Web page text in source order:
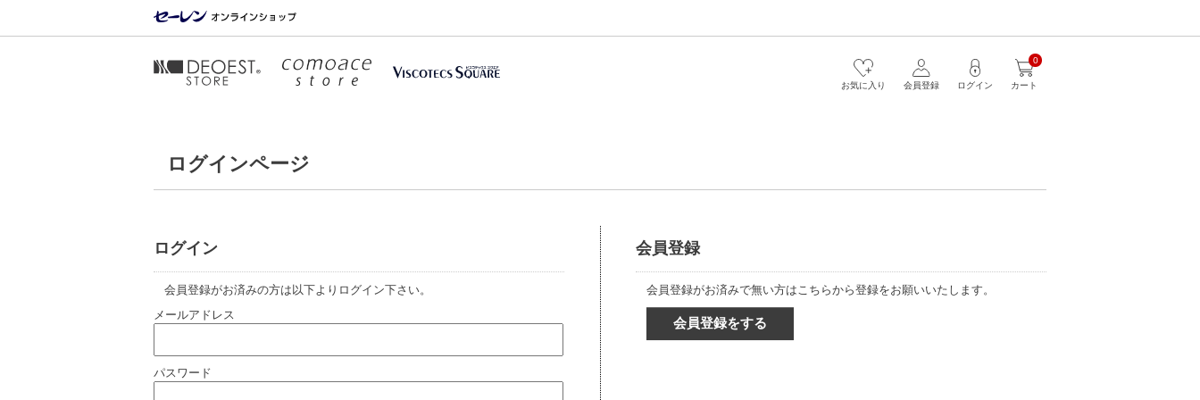
カート
0
ログイン
会員登録
お気に入り
ログインページ
ログイン
会員登録がお済みの方は以下よりログイン下さい。
メールアドレス
パスワード
会員登録
会員登録がお済みで無い方はこちらから登録をお願いいたします。
会員登録をする